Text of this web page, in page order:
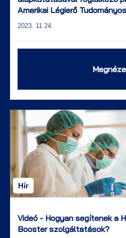
Amerikai Légierő
2023. 11 24.
Hír
Videó - Hogyan segítenek a
Booster szolgáltatások?